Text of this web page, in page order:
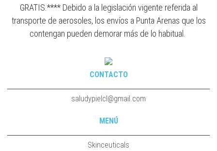
GRATIS.**** Debido a la legislación vigente referida al
transporte de aerosoles, los envíos a Punta Arenas que los
contengan pueden demorar más de lo habitual.
CONTACTO
saludypielcl@gmail.com
MENÚ
Skinceuticals